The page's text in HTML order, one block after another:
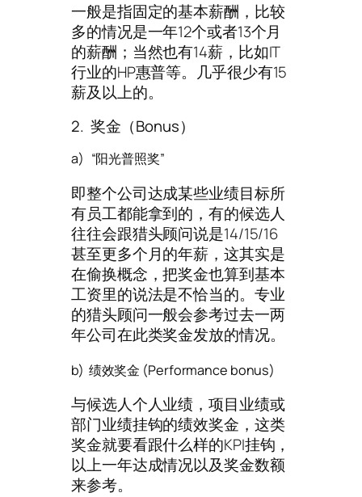
一般是指固定的基本薪酬，比较
多的情况是一年12个或者13个月
的薪酬；当然也有14薪，比如IT
行业的HP惠普等。几乎很少有15
薪及以上的。
2. 奖金（Bonus）
a) “阳光普照奖”
即整个公司达成某些业绩目标所
有员工都能拿到的，有的候选人
往往会跟猎头顾问说是14/15/16
甚至更多个月的年薪，这其实是
在偷换概念，把奖金也算到基本
工资里的说法是不恰当的。专业
的猎头顾问一般会参考过去一两
年公司在此类奖金发放的情况。
b) 绩效奖金 (Performance bonus)
与候选人个人业绩，项目业绩或
部门业绩挂钩的绩效奖金，这类
奖金就要看跟什么样的KPI挂钩，
以上一年达成情况以及奖金数额
来参考。